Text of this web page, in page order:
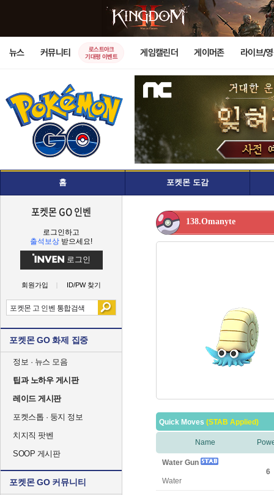
뉴스 커뮤니티
로스트아크
기대평 이벤트
게임캘린더 게이머존 라이브/
홈 포켓몬 도감
포켓몬 GO 인벤
로그인하고
출석보상 받으세요!
로그인
회원가입 ID/PW 찾기
포켓몬 GO 화제 집중
정보 · 뉴스 모음
팁과 노하우 게시판
레이드 게시판
포켓스톱 · 둥지 정보
치지직 팟벤
SOOP 게시판
포켓몬 GO 커뮤니티
138.Omanyte
Quick Moves (STAB Applied)
Name
Water Gun
Water
6